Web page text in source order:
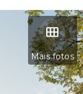
Mais fotos